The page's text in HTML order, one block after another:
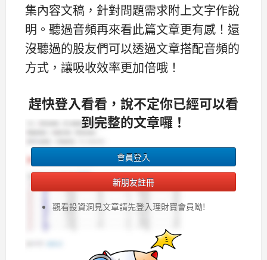
集內容文稿，針對問題需求附上文字作說
明。聽過音頻再來看此篇文章更有感！還
沒聽過的股友們可以透過文章搭配音頻的
方式，讓吸收效率更加倍哦！
趕快登入看看，說不定你已經可以看
到完整的文章囉！
會員登入
新朋友註冊
觀看投資洞見文章請先登入理財寶會員呦!